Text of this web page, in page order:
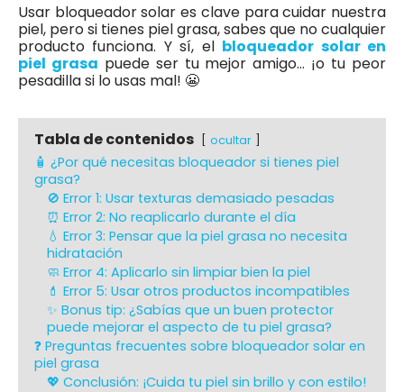
Usar bloqueador solar es clave para cuidar nuestra
piel, pero si tienes piel grasa, sabes que no cualquier
producto funciona. Y sí, el bloqueador solar en
piel grasa puede ser tu mejor amigo… ¡o tu peor
pesadilla si lo usas mal! 😬
Tabla de contenidos ocultar
🧴 ¿Por qué necesitas bloqueador si tienes piel
grasa?
🚫 Error 1: Usar texturas demasiado pesadas
⏰ Error 2: No reaplicarlo durante el día
💧 Error 3: Pensar que la piel grasa no necesita
hidratación
🧼 Error 4: Aplicarlo sin limpiar bien la piel
💄 Error 5: Usar otros productos incompatibles
✨ Bonus tip: ¿Sabías que un buen protector
puede mejorar el aspecto de tu piel grasa?
❓ Preguntas frecuentes sobre bloqueador solar en
piel grasa
💖 Conclusión: ¡Cuida tu piel sin brillo y con estilo!